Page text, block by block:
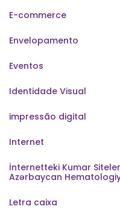
E-commerce
Envelopamento
Eventos
Identidade Visual
impressão digital
Internet
İnternetteki Kumar
Azərbaycan
Letra caixa